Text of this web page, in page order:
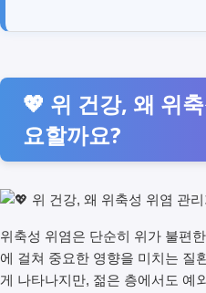
💖 위 건강, 왜 위
요할까요?
위축성 위염은 단순히 위가 불편
에 걸쳐 중요한 영향을 미치는 질
게 나타나지만, 젊은 층에서도 예